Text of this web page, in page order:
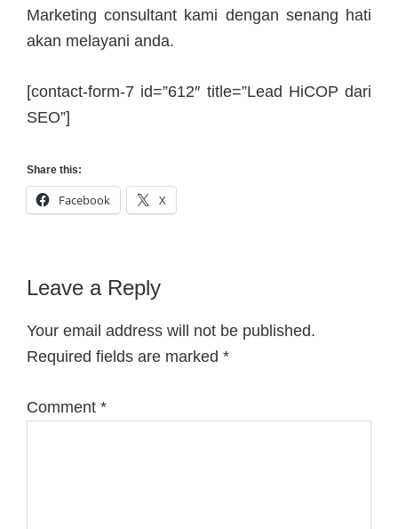
Marketing consultant kami dengan senang hati
akan melayani anda.
[contact-form-7 id=”612″ title=”Lead HiCOP dari
SEO”]
Share this:
Facebook X
Reader
Interactions
Leave a Reply
Your email address will not be published.
Required fields are marked *
Comment *